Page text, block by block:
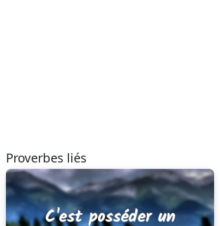
Proverbes liés